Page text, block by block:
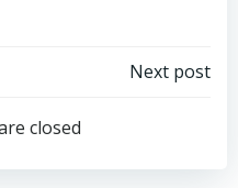
Next post
closed